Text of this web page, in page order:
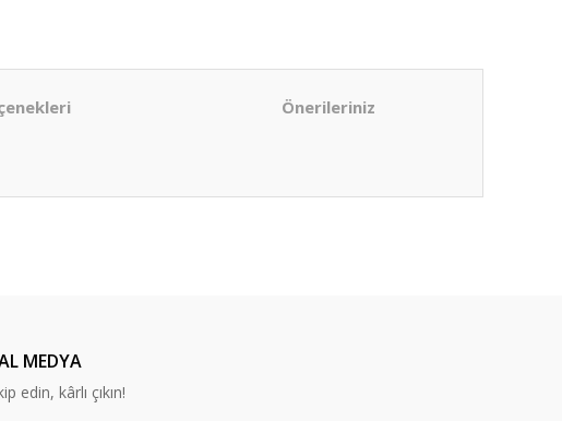
Önerileriniz
MEDYA
edin, kârlı çıkın!